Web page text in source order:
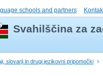
schools and partners
Svahilščina za
slovarji in drugi jezikovni pripomočki